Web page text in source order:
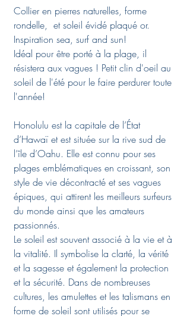
Collier en pierres naturelles, forme
rondelle, et soleil évidé plaqué or.
Inspiration sea, surf and sun!
Idéal pour être porté à la plage, il
résistera aux vagues ! Petit clin d'oeil au
soleil de l'été pour le faire perdurer toute
l'année!
Honolulu est la capitale de l’État
d’Hawaï et est située sur la rive sud de
l’île d’Oahu. Elle est connu pour ses
plages emblématiques en croissant, son
style de vie décontracté et ses vagues
épiques, qui attirent les meilleurs surfeurs
du monde ainsi que les amateurs
passionnés.
Le soleil est souvent associé à la vie et à
la vitalité. Il symbolise la clarté, la vérité
et la sagesse et également la protection
et la sécurité. Dans de nombreuses
cultures, les amulettes et les talismans en
forme de soleil sont utilisés pour se